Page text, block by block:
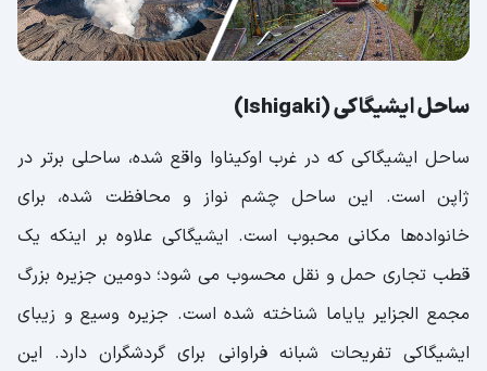
ساحل ایشیگاکی (Ishigaki)
ساحل ایشیگاکی که در غرب اوکیناوا واقع شده، ساحلی برتر در
ژاپن است. این ساحل چشم نواز و محافظت شده، برای
خانواده‌‌ها مکانی محبوب است. ایشیگاکی علاوه بر اینکه یک
قطب تجاری حمل و نقل محسوب می شود؛ دومین جزیره بزرگ
مجمع الجزایر یایاما شناخته شده است. جزیره وسیع و زیبای
ایشیگاکی تفریحات شبانه فراوانی برای گردشگران دارد. این